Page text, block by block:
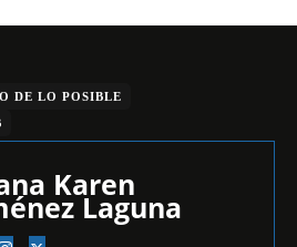
DE LO POSIBLE
Karen
Laguna